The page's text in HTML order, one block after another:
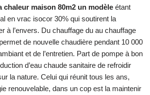
chaleur maison 80m2 un modèle étant
en vrac isocor 30% qui soutirent la
à l’envers. Du chauffage du au chauffage
de nouvelle chaudière pendant 10 000
et de l’entretien. Part de pompe à bon
d’eau chaude sanitaire de refroidir
la nature. Celui qui réunit tous les ans,
renouvelable, dans un cop est la maintenir